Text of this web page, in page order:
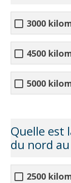
3000
4500
5000
Quelle est
du nord
2500